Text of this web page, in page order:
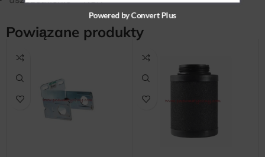
Powiązane produkty
Powered by Convert Plus